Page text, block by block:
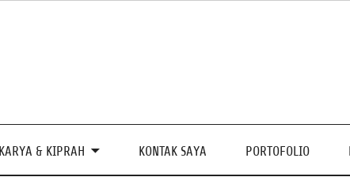
KARYA & KIPRAH KONTAK SAYA PORTOFOLIO